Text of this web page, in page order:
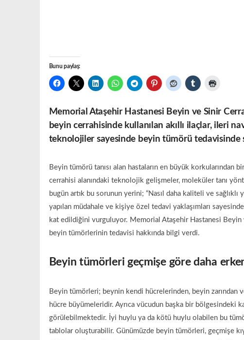
Bunu paylaş:
Memorial Ataşehir Hastanesi Beyin ve Sinir
beyin cerrahisinde kullanılan akıllı ilaçlar, ileri
teknolojiler sayesinde beyin tümörü tedavisinde
Beyin tümörü tanısı alan hastaların en büyük korkularından
cerrahisi alanındaki teknolojik gelişmeler, moleküler tanı
bugün artık bu sorunun yerini; “Nasıl daha kaliteli ve sağlıklı
yapılan müdahale ve kişiye özel tedavi yaklaşımları
kat edildiğini vurguluyor. Memorial Ataşehir Hastanesi
beyin tümörlerinin tedavisi hakkında bilgi verdi.
Beyin tümörleri geçmişe göre daha
Beyin tümörleri; beynin kendi hücrelerinden, beyin zarından
hücre büyümeleridir. Ayrıca vücudun başka bir bölgesindeki
görülebilmektedir. İyi huylu ya da kötü huylu olabilen bu
tablolar oluşturabilir. Günümüzde beyin tümörleri, geçmişe